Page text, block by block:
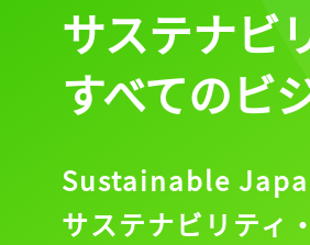
サステナビ
すべてのビ
Sustainable
サステナビリティ